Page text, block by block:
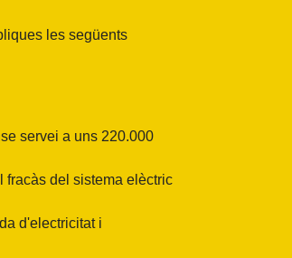
les següents
servei a uns 220.000
del sistema elèctric
d'electricitat i